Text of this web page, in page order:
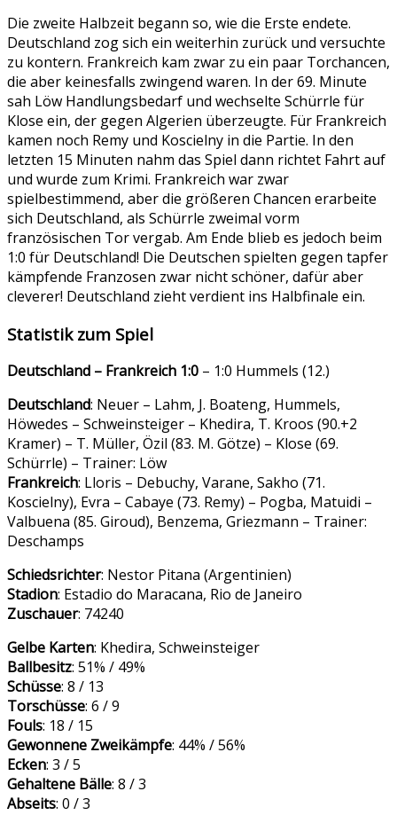
Die zweite Halbzeit begann so, wie die Erste endete.
Deutschland zog sich ein weiterhin zurück und versuchte
zu kontern. Frankreich kam zwar zu ein paar Torchancen,
die aber keinesfalls zwingend waren. In der 69. Minute
sah Löw Handlungsbedarf und wechselte Schürrle für
Klose ein, der gegen Algerien überzeugte. Für Frankreich
kamen noch Remy und Koscielny in die Partie. In den
letzten 15 Minuten nahm das Spiel dann richtet Fahrt auf
und wurde zum Krimi. Frankreich war zwar
spielbestimmend, aber die größeren Chancen erarbeite
sich Deutschland, als Schürrle zweimal vorm
französischen Tor vergab. Am Ende blieb es jedoch beim
1:0 für Deutschland! Die Deutschen spielten gegen tapfer
kämpfende Franzosen zwar nicht schöner, dafür aber
cleverer! Deutschland zieht verdient ins Halbfinale ein.
Statistik zum Spiel
Deutschland – Frankreich 1:0 – 1:0 Hummels (12.)
Deutschland: Neuer – Lahm, J. Boateng, Hummels,
Höwedes – Schweinsteiger – Khedira, T. Kroos (90.+2
Kramer) – T. Müller, Özil (83. M. Götze) – Klose (69.
Schürrle) – Trainer: Löw
Frankreich: Lloris – Debuchy, Varane, Sakho (71.
Koscielny), Evra – Cabaye (73. Remy) – Pogba, Matuidi –
Valbuena (85. Giroud), Benzema, Griezmann – Trainer:
Deschamps
Schiedsrichter: Nestor Pitana (Argentinien)
Stadion: Estadio do Maracana, Rio de Janeiro
Zuschauer: 74240
Gelbe Karten: Khedira, Schweinsteiger
Ballbesitz: 51% / 49%
Schüsse: 8 / 13
Torschüsse: 6 / 9
Fouls: 18 / 15
Gewonnene Zweikämpfe: 44% / 56%
Ecken: 3 / 5
Gehaltene Bälle: 8 / 3
Abseits: 0 / 3